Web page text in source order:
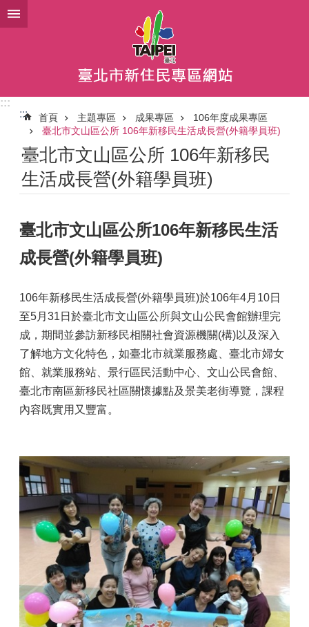
跳到主要內容區塊
:::
:::
首頁 主題專區 成果專區
106年度成果專區
臺北市文山區公所 106年新移民生活成長營(外籍學員班)
臺北市文山區公所 106年新移民
生活成長營(外籍學員班)
臺北市文山區公所106年新移民生活
成長營(外籍學員班)
106年新移民生活成長營(外籍學員班)於106年4月10日
至5月31日於臺北市文山區公所與文山公民會館辦理完
成，期間並參訪新移民相關社會資源機關(構)以及深入
了解地方文化特色，如臺北市就業服務處、臺北市婦女
館、就業服務站、景行區民活動中心、文山公民會館、
臺北市南區新移民社區關懷據點及景美老街導覽，課程
內容既實用又豐富。